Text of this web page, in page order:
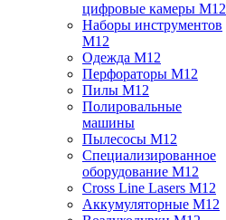
цифровые камеры M12
Наборы инструментов
M12
Одежда M12
Перфораторы M12
Пилы M12
Полировальные
машины
Пылесосы M12
Специализированное
оборудование M12
Cross Line Lasers M12
Аккумуляторные M12